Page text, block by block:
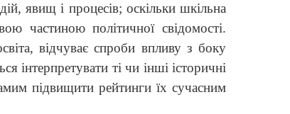
явищ і процесів; оскільки шкільна
частиною політичної свідомості.
відчуває спроби впливу з боку
інтерпретувати ті чи інші історичні
підвищити рейтинги їх сучасним